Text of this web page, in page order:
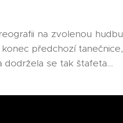
na zvolenou hudbu
předchozí tanečnice,
se tak štafeta...